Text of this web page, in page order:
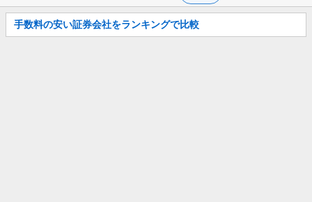
お
知
手数料の安い証券会社をランキングで比較